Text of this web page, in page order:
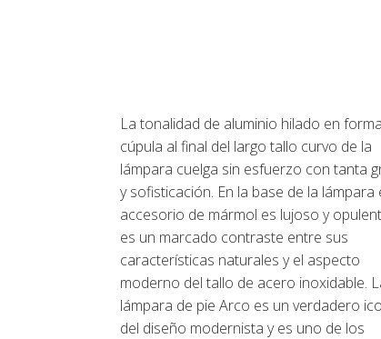
La tonalidad de aluminio hilado en
cúpula al final del largo tallo curvo de la
lámpara cuelga sin esfuerzo con tanta
y sofisticación. En la base de la lámpara
accesorio de mármol es lujoso y
es un marcado contraste entre sus
características naturales y el aspecto
moderno del tallo de acero inoxidable.
lámpara de pie Arco es un verdadero
del diseño modernista y es uno de los